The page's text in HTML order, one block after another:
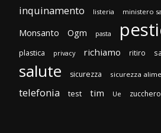
inquinamento listeria ministero
Monsanto Ogm pasta
plastica privacy richiamo ritiro
salute sicurezza sicurezza
telefonia test tim Ue zucchero